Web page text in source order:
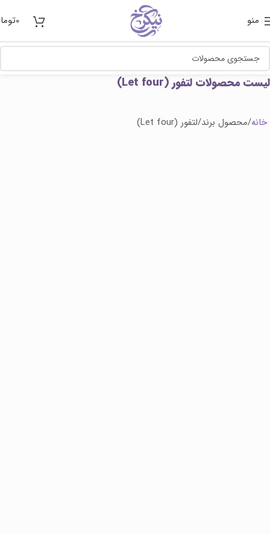
منو 0
لیست محصولات لتفور (Let four)
خانه محصول برند لتفور (Let four)